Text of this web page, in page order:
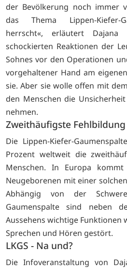
der Bevölkerung noch immer
das Thema Lippen-Kiefer-
herrscht«, erläutert
schockierten Reaktionen der
Sohnes vor den Operationen
vorgehaltener Hand am
sie. Aber sie wolle offen mit
den Menschen die
nehmen.
Zweithäufigste Fehlbildung
Die Lippen-Kiefer-
Prozent weltweit die
Menschen. In Europa
Neugeborenen mit einer
Abhängig von der
Gaumenspalte sind neben
Aussehens wichtige Funktionen
Sprechen und Hören gestört.
LKGS - Na und?
Die Infoveranstaltung von